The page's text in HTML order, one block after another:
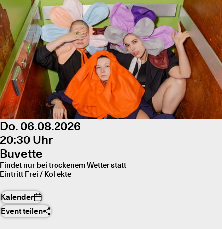
Do. 06.08.2026
20:30 Uhr
Buvette
Findet nur bei trockenem Wetter statt
Eintritt Frei / Kollekte
Kalender
Event teilen